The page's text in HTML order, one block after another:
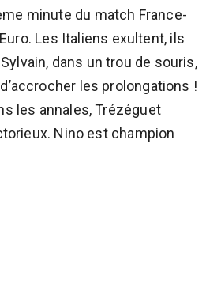
minute du match France-
Les Italiens exultent, ils
dans un trou de souris,
les prolongations !
les annales, Trézéguet
Nino est champion